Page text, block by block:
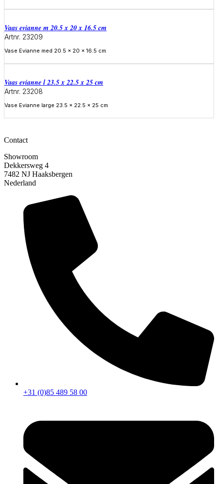
Vaas evianne m 20.5 x 20 x 16.5 cm
Artnr. 23209
Vase Evianne med 20.5 x 20 x 16.5 cm
Vaas evianne l 23.5 x 22.5 x 25 cm
Artnr. 23208
Vase Evianne large 23.5 x 22.5 x 25 cm
Meer informatie
Contact
Showroom
Dekkersweg 4
7482 NJ Haaksbergen
Nederland
+31 (0)85 489 58 00